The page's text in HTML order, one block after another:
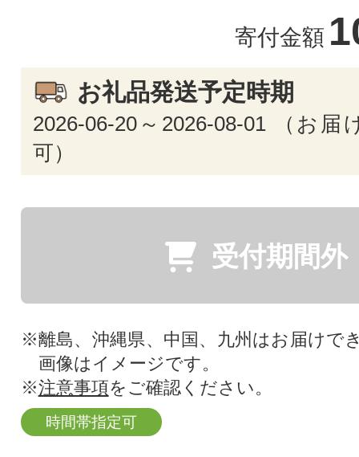
寄付金額
お礼品発送予定時期
2026-06-20～2026-08-01 （お届
可）
受付期間外
※離島、沖縄県、中国、九州はお届けで
画像はイメージです。
※注意事項をご確認ください。
時間帯指定可